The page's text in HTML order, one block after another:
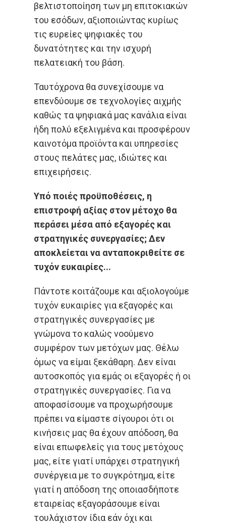
βελτιστοποίηση των μη επιτοκιακών
του εσόδων, αξιοποιώντας κυρίως
τις ευρείες ψηφιακές του
δυνατότητες και την ισχυρή
πελατειακή του βάση.
Ταυτόχρονα θα συνεχίσουμε να
επενδύουμε σε τεχνολογίες αιχμής
καθώς τα ψηφιακά μας κανάλια είναι
ήδη πολύ εξελιγμένα και προσφέρουν
καινοτόμα προϊόντα και υπηρεσίες
στους πελάτες μας, ιδιώτες και
επιχειρήσεις.
Υπό ποιές προϋποθέσεις, η
επιστροφή αξίας στον μέτοχο θα
περάσει μέσα από εξαγορές και
στρατηγικές συνεργασίες; Δεν
αποκλείεται να ανταποκριθείτε σε
τυχόν ευκαιρίες...
Πάντοτε κοιτάζουμε και αξιολογούμε
τυχόν ευκαιρίες για εξαγορές και
στρατηγικές συνεργασίες με
γνώμονα το καλώς νοούμενο
συμφέρον των μετόχων μας. Θέλω
όμως να είμαι ξεκάθαρη. Δεν είναι
αυτοσκοπός για εμάς οι εξαγορές ή οι
στρατηγικές συνεργασίες. Για να
αποφασίσουμε να προχωρήσουμε
πρέπει να είμαστε σίγουροι ότι οι
κινήσεις μας θα έχουν απόδοση, θα
είναι επωφελείς για τους μετόχους
μας, είτε γιατί υπάρχει στρατηγική
συνέργεια με το συγκρότημα, είτε
γιατί η απόδοση της οποιασδήποτε
εταιρείας εξαγοράσουμε είναι
τουλάχιστον ίδια εάν όχι και